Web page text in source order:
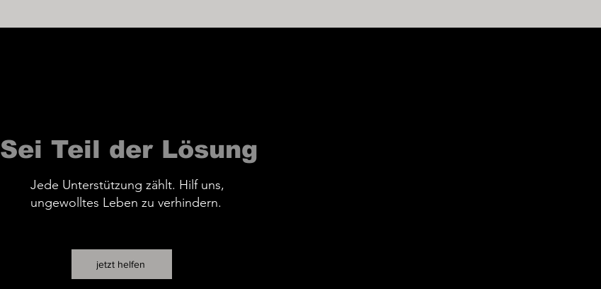
Sei Teil der Lösung
Jede Unterstützung zählt. Hilf uns,
ungewolltes Leben zu verhindern.
jetzt helfen